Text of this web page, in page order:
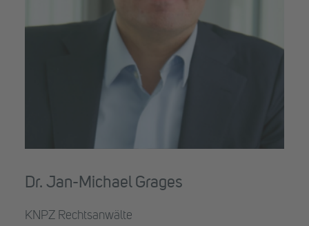
Dr. Jan-Michael Grages
KNPZ Rechtsanwälte